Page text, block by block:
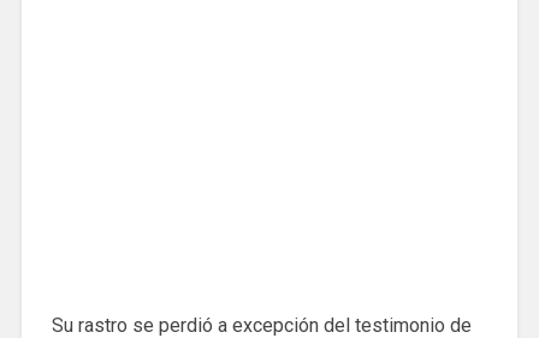
Su rastro se perdió a excepción del testimonio de